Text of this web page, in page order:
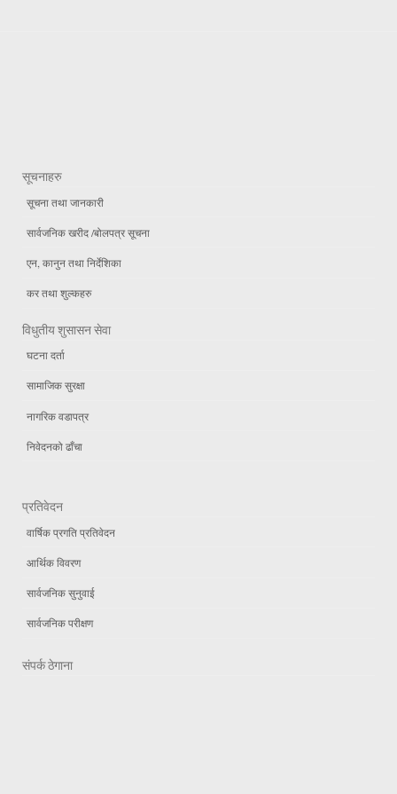
सूचनाहरु
सूचना तथा जानकारी
सार्वजनिक खरीद /बोलपत्र सूचना
एन, कानुन तथा निर्देशिका
कर तथा शुल्कहरु
विधुतीय शुसासन सेवा
घटना दर्ता
सामाजिक सुरक्षा
नागरिक वडापत्र
निवेदनको ढाँचा
प्रतिवेदन
वार्षिक प्रगति प्रतिवेदन
आर्थिक विवरण
सार्वजनिक सुनुवाई
सार्वजनिक परीक्षण
संपर्क ठेगाना